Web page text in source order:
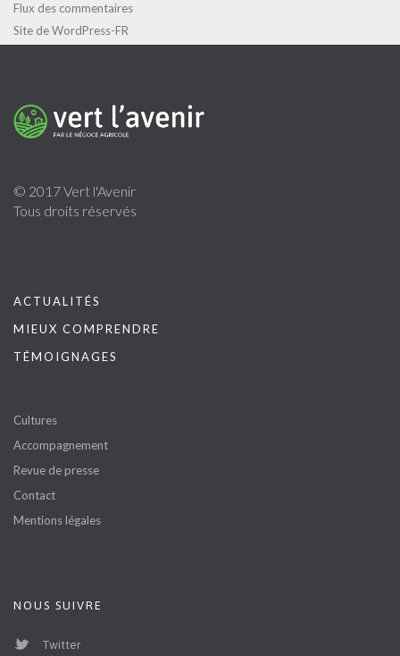
Flux des commentaires
Site de WordPress-FR
© 2017 Vert l'Avenir
Tous droits réservés
ACTUALITÉS
MIEUX COMPRENDRE
TÉMOIGNAGES
Cultures
Accompagnement
Revue de presse
Contact
Mentions légales
NOUS SUIVRE
Twitter